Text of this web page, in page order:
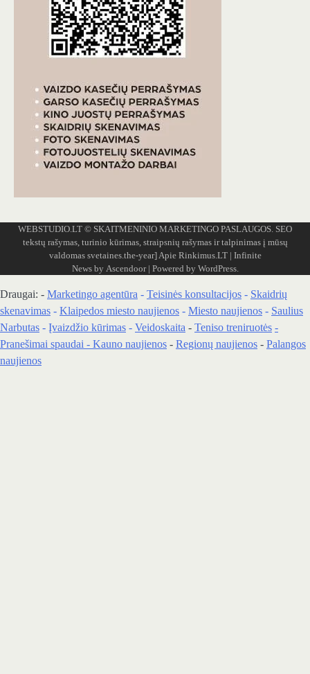
WEBSTUDIO.LT © SKAITMENINIO MARKETINGO PASLAUGOS. SEO
tekstų rašymas, turinio kūrimas, straipsnių rašymas ir talpinimas į mūsų
valdomas svetaines.the-year]Apie Rinkimus.LT| Infinite
News by Ascendoor| Powered by WordPress.
Draugai: - Marketingo agentūra - Teisinės konsultacijos - Skaidrių
skenavimas - Klaipedos miesto naujienos - Miesto naujienos - Saulius
Narbutas - Įvaizdžio kūrimas - Veidoskaita - Teniso treniruotės -
Pranešimai spaudai - Kauno naujienos - Regionų naujienos - Palangos
naujienos